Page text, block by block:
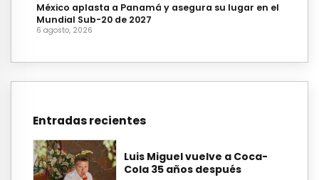
México aplasta a Panamá y asegura su lugar en el
Mundial Sub-20 de 2027
6 agosto, 2026
Entradas recientes
Luis Miguel vuelve a Coca-
Cola 35 años después